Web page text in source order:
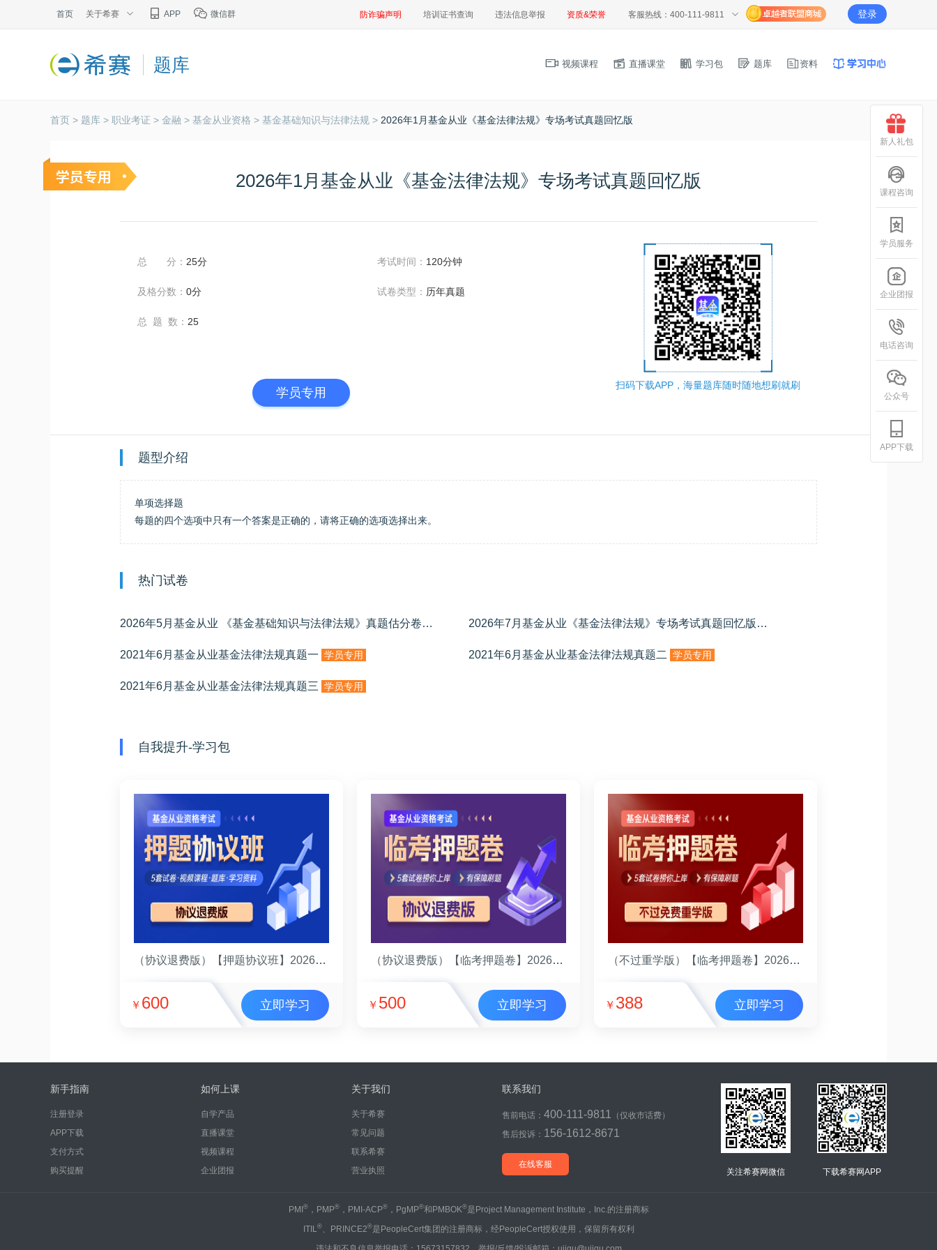
首页 关于希赛 APP 微信群 防诈骗声明 培训证书查询 违法信息举报 资质&荣誉 客服热线：400-111-9811 登录
题库 视频课程 直播课堂 学习包 题库 资料
首页 > 题库 > 职业考证 > 金融 > 基金从业资格 > 基金基础知识与法律法规 > 2026年1月基金从业《基金法律法规》专场考试真题回忆版
2026年1月基金从业《基金法律法规》专场考试真题回忆版
总 分： 25分
及格分数： 0分
总 题 数： 25
考试时间： 120分钟
试卷类型： 历年真题
学员专用
扫码下载APP，海量题库随时随地想刷就刷
题型介绍
单项选择题
每题的四个选项中只有一个答案是正确的，请将正确的选项选择出来。
热门试卷
2026年5月基金从业 《基金基础知识与法律法规》真题估分卷（考后更新） 学员专用 2026年7月基金从业《基金法律法规》专场考试真题回忆版学员专用
2021年6月基金从业基金法律法规真题一 学员专用 2021年6月基金从业基金法律法规真题二 学员专用
2021年6月基金从业基金法律法规真题三 学员专用
自我提升-学习包
（协议退费版）【押题协议班】2026年基金从业资格考试(（法律法规）押题协议班)
￥ 600 立即学习
（协议退费版）【临考押题卷】2026年基金从业资格考试(（法律法规）押题卷)
￥ 500 立即学习
（不过重学版）【临考押题卷】2026年基金从业资格考试(（法律法规）押题卷)
￥ 388 立即学习
新手指南
注册登录
APP下载
支付方式
购买提醒
如何上课
自学产品
直播课堂
视频课程
企业团报
关于我们
关于希赛
常见问题
联系希赛
营业执照
联系我们
售前电话： 400-111-9811
（仅收市话费）
售后投诉： 156-1612-8671
在线客服
关注希赛网微信 下载希赛网APP
PMI®，PMP®，PMI-ACP®，PgMP®和PMBOK®是Project Management Institute，Inc.的注册商标
ITIL®、PRINCE2®是PeopleCert集团的注册商标，经PeopleCert授权使用，保留所有权利
新人礼包
课程咨询
学员服务
企业团报
电话咨询
公众号
APP下载